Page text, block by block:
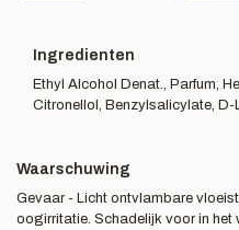
Ingredienten
Ethyl Alcohol Denat., Parfum,
Citronellol, Benzylsalicylate, D-
Waarschuwing
Gevaar - Licht ontvlambare
oogirritatie. Schadelijk voor in het